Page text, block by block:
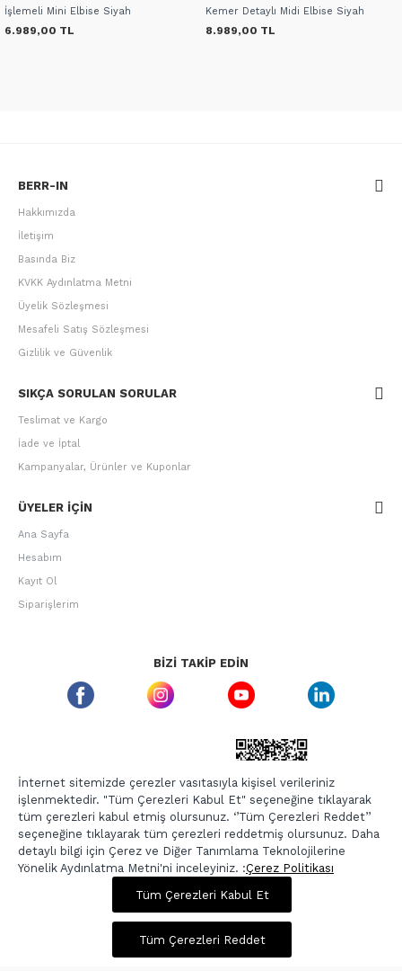
875,00 TL 3.499,00 TL
Sepette %20 İndirim
İşlemeli Mini Elbise Siyah
6.989,00 TL
Kemer Detaylı Midi Elbise Siyah
8.989,00 TL
BERR-IN
Hakkımızda
İletişim
Basında Biz
KVKK Aydınlatma Metni
Üyelik Sözleşmesi
Mesafeli Satış Sözleşmesi
Gizlilik ve Güvenlik
SIKÇA SORULAN SORULAR
Teslimat ve Kargo
İade ve İptal
Kampanyalar, Ürünler ve Kuponlar
ÜYELER IÇIN
Ana Sayfa
Hesabım
Kayıt Ol
Siparişlerim
BIZI TAKIP EDIN
ETBIS GÜVEN DAMGASI
Copyright © 2026, Berr-In.com, Tüm Hakları Saklıdır.
Tüm Çerezleri Kabul Et
İnternet sitemizde çerezler vasıtasıyla kişisel verileriniz
işlenmektedir. "Tüm Çerezleri Kabul Et" seçeneğine tıklayarak
tüm çerezleri kabul etmiş olursunuz. ‘’Tüm Çerezleri Reddet’’
seçeneğine tıklayarak tüm çerezleri reddetmiş olursunuz. Daha
detaylı bilgi için Çerez ve Diğer Tanımlama Teknolojilerine
Yönelik Aydınlatma Metni'ni inceleyiniz. :Çerez Politikası
Tüm Çerezleri Reddet